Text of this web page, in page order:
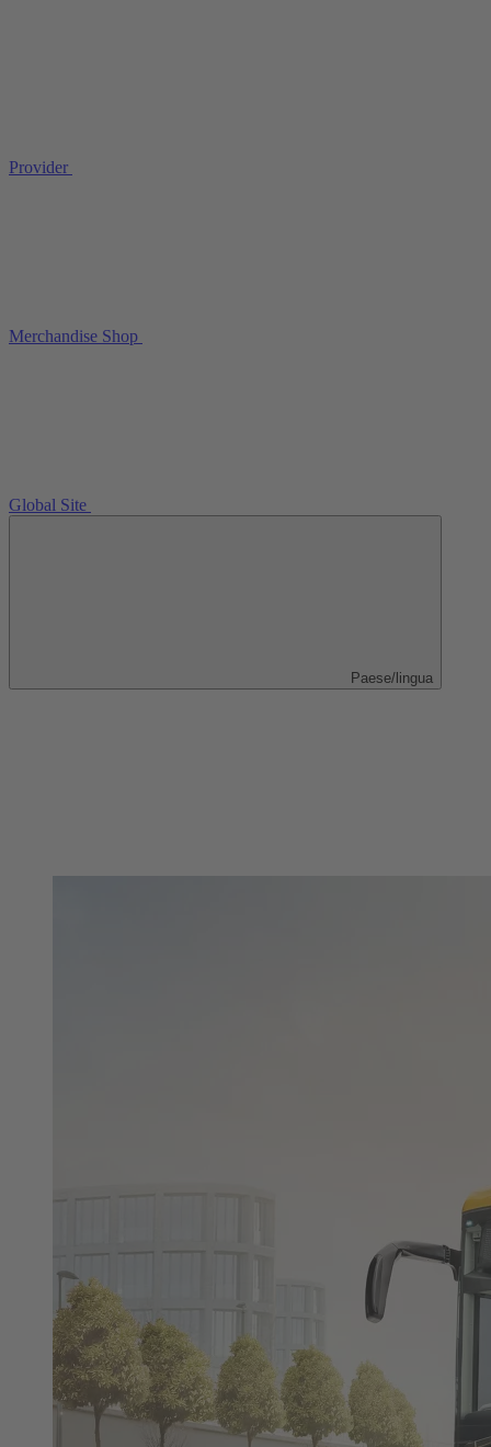
Provider
Merchandise Shop
Global Site
Paese/lingua